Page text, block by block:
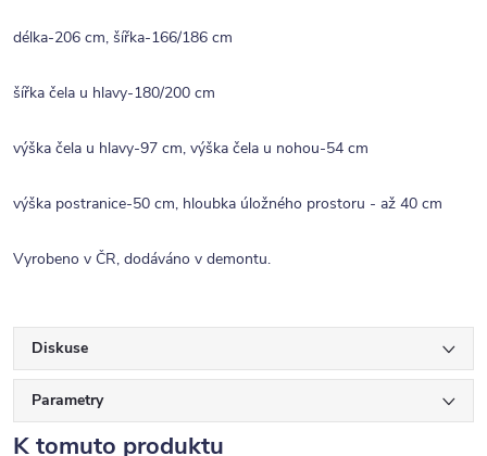
délka-206 cm, šířka-166/186 cm
šířka čela u hlavy-180/200 cm
výška čela u hlavy-97 cm, výška čela u nohou-54 cm
výška postranice-50 cm, hloubka úložného prostoru - až 40 cm
Vyrobeno v ČR, dodáváno v demontu.
Diskuse
Parametry
K tomuto produktu